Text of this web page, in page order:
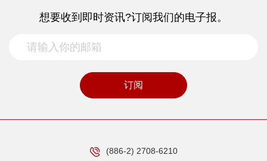
想要收到即时资讯?订阅我们的电子报。
订阅
(886-2) 2708-6210